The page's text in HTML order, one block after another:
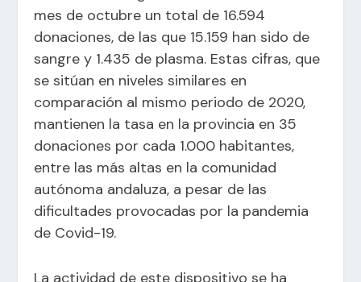
mes de octubre un total de 16.594
donaciones, de las que 15.159 han sido de
sangre y 1.435 de plasma. Estas cifras, que
se sitúan en niveles similares en
comparación al mismo periodo de 2020,
mantienen la tasa en la provincia en 35
donaciones por cada 1.000 habitantes,
entre las más altas en la comunidad
autónoma andaluza, a pesar de las
dificultades provocadas por la pandemia
de Covid-19.
La actividad de este dispositivo se ha